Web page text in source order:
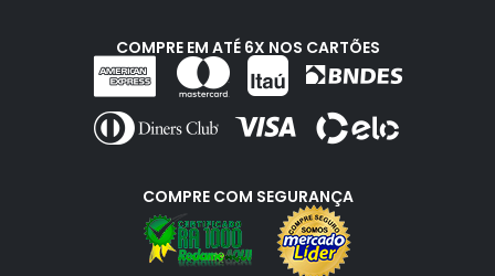
COMPRE EM ATÉ 6X NOS CARTÕES
COMPRE COM SEGURANÇA